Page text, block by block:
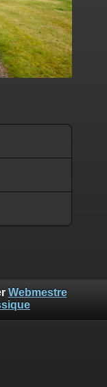
Webmestre